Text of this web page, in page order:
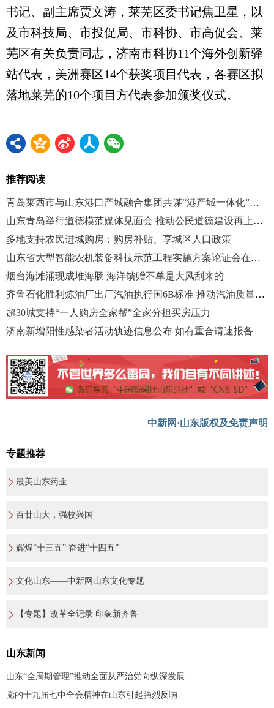
书记、副主席贾文涛，莱芜区委书记焦卫星，以
及市科技局、市投促局、市科协、市高促会、莱
芜区有关负责同志，济南市科协11个海外创新驿
站代表，美洲赛区14个获奖项目代表，各赛区拟
落地莱芜的10个项目方代表参加颁奖仪式。
推荐阅读
青岛莱西市与山东港口产城融合集团共谋“港产城一体化”发展
山东青岛举行道德模范媒体见面会 推动公民道德建设再上新台阶
多地支持农民进城购房：购房补贴、享城区人口政策
山东省大型智能农机装备科技示范工程实施方案论证会在潍召开
烟台海滩涌现成堆海肠 海洋馈赠不单是大风刮来的
齐鲁石化胜利炼油厂出厂汽油执行国6B标准 推动汽油质量升级
超30城支持“一人购房全家帮”全家分担买房压力
济南新增阳性感染者活动轨迹信息公布 如有重合请速报备
中新网·山东版权及免责声明
专题推荐
最美山东药企
百廿山大，强校兴国
辉煌“十三五” 奋进“十四五”
文化山东——中新网山东文化专题
【专题】改革全记录 印象新齐鲁
山东新闻
山东“全周期管理”推动全面从严治党向纵深发展
党的十九届七中全会精神在山东引起强烈反响